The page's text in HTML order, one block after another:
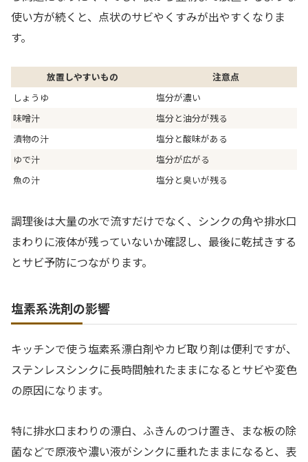
使い方が続くと、点状のサビやくすみが出やすくなりま
す。
放置しやすいもの
注意点
しょうゆ
塩分が濃い
味噌汁
塩分と油分が残る
漬物の汁
塩分と酸味がある
ゆで汁
塩分が広がる
魚の汁
塩分と臭いが残る
調理後は大量の水で流すだけでなく、シンクの角や排水口
まわりに液体が残っていないか確認し、最後に乾拭きする
とサビ予防につながります。
塩素系洗剤の影響
キッチンで使う塩素系漂白剤やカビ取り剤は便利ですが、
ステンレスシンクに長時間触れたままになるとサビや変色
の原因になります。
特に排水口まわりの漂白、ふきんのつけ置き、まな板の除
菌などで原液や濃い液がシンクに垂れたままになると、表